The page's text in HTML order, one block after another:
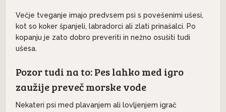
Večje tveganje imajo predvsem psi s povešenimi ušesi,
kot so koker španjeli, labradorci ali zlati prinašalci. Po
kopanju je zato dobro preveriti in nežno osušiti tudi
ušesa.
Pozor tudi na to: Pes lahko med igro
zaužije preveč morske vode
Nekateri psi med plavanjem ali lovljenjem igrač